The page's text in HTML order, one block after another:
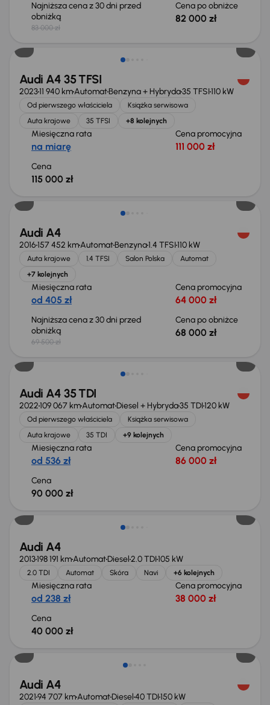
Najniższa cena z 30 dni przed
obniżką
83 000 zł
Cena po obniżce
82 000 zł
Audi A4 35 TFSI
202311 940 kmAutomatBenzyna + Hybryda35 TFSI110 kW
Od pierwszego właściciela
Książka serwisowa
Auta krajowe
35 TFSI +8 kolejnych
Miesięczna rata
na miarę
Cena promocyjna
111 000 zł
Cena
115 000 zł
Taniej o 1 500 zł
Audi A4
2016157 452 kmAutomatBenzyna1.4 TFSI110 kW
Auta krajowe 1.4 TFSI Salon Polska
Automat
+7 kolejnych
Miesięczna rata
od 405 zł
Cena promocyjna
64 000 zł
Najniższa cena z 30 dni przed
obniżką
69 500 zł
Cena po obniżce
68 000 zł
Możliwość odliczenia VAT
Audi A4 35 TDI
2022109 067 kmAutomatDiesel + Hybryda35 TDI120 kW
Od pierwszego właściciela
Książka serwisowa
Auta krajowe
35 TDI +9 kolejnych
Miesięczna rata
od 536 zł
Cena promocyjna
86 000 zł
Cena
90 000 zł
Audi A4
2013198 191 kmAutomatDiesel2.0 TDI105 kW
2.0 TDI Automat Skóra Navi +6 kolejnych
Miesięczna rata
od 238 zł
Cena promocyjna
38 000 zł
Cena
40 000 zł
Audi A4
202194 707 kmAutomatDiesel40 TDI150 kW